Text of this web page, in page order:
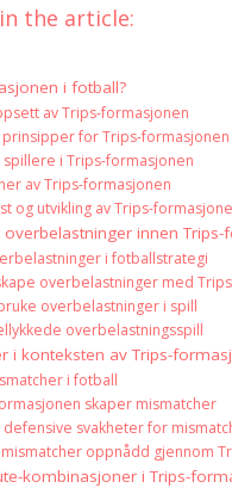
the article:
i fotball?
av Trips-formasjonen
for Trips-formasjonen
i Trips-formasjonen
av Trips-formasjonen
og utvikling av Trips-
innen Trips-
i fotballstrategi
overbelastninger med
overbelastninger i spill
overbelastningsspill
i konteksten av Trips-
i fotball
skaper mismatcher
svakheter for
oppnådd gjennom
kombinasjoner i Trips-